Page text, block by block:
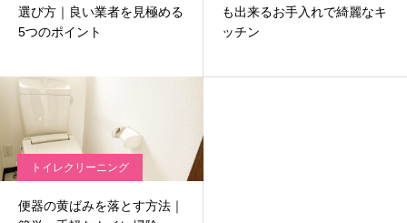
選び方｜良い業者を見極める
5つのポイント
も出来るお手入れで綺麗なキ
ッチン
トイレクリーニング
便器の黄ばみを落とす方法｜